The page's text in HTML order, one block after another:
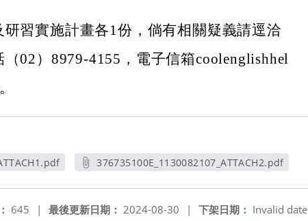
習實施計畫各1份，倘有相關疑義請逕洽
02）8979-4155，電子信箱coolenglishhel
376735100E_1130082107_ATTACH2.pdf
下架日期： Invalid date
最後更新日期： 2024-08-30 |
645 |